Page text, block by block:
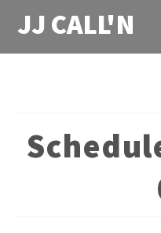
content
JJ CALL'N